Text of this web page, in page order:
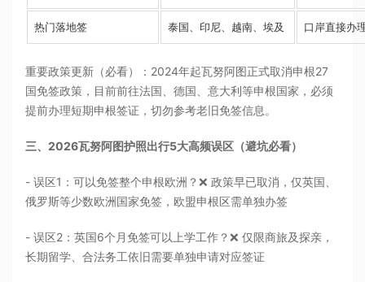
热门落地签 泰国、印尼、越南、埃及 口岸直接办
重要政策更新（必看）：2024年起瓦努阿图正式取消申根27
国免签政策，目前前往法国、德国、意大利等申根国家，必须
提前办理短期申根签证，切勿参考老旧免签信息。
三、2026瓦努阿图护照出行5大高频误区（避坑必看）
- 误区1：可以免签整个申根欧洲？❌ 政策早已取消，仅英国、
俄罗斯等少数欧洲国家免签，欧盟申根区需单独办签
- 误区2：英国6个月免签可以上学工作？❌ 仅限商旅及探亲，
长期留学、合法务工依旧需要单独申请对应签证